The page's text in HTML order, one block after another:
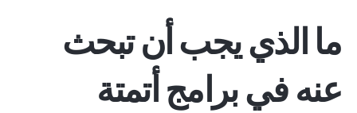
ما الذي يجب أن تبحث
عنه في برامج أتمتة